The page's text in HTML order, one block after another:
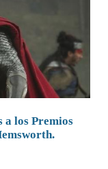
a los Premios